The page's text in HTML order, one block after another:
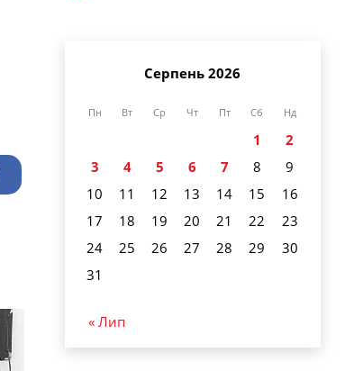
Серпень 2026
Пн Вт Ср Чт Пт Сб Нд
1
2
3
4 5 6 7 8
9
10
11 12 13 14 15
16
17
18 19 20 21 22
23
24
25 26 27 28 29
30
31
« Лип